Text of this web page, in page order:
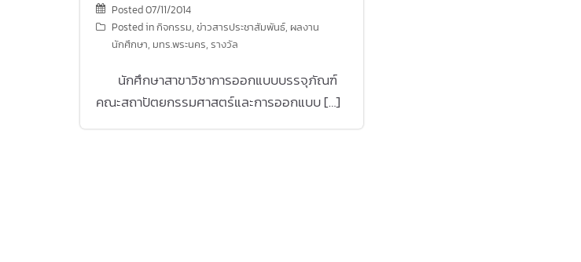
Posted07/11/2014
Posted inกิจกรรม, ข่าวสารประชาสัมพันธ์, ผลงาน
นักศึกษา, มทร.พระนคร, รางวัล
นักศึกษาสาขาวิชาการออกแบบบรรจุภัณฑ์
คณะสถาปัตยกรรมศาสตร์และการออกแบบ […]